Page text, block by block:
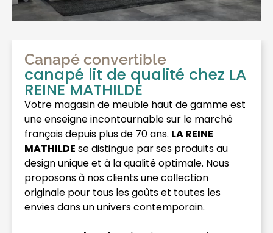
Canapé convertible
canapé lit de qualité chez LA
REINE MATHILDE
Votre magasin de meuble haut de gamme est
une enseigne incontournable sur le marché
français depuis plus de 70 ans. LA REINE
MATHILDE se distingue par ses produits au
design unique et à la qualité optimale. Nous
proposons à nos clients une collection
originale pour tous les goûts et toutes les
envies dans un univers contemporain.